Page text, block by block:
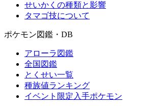
せいかくの種類と影響
タマゴ技について
ポケモン図鑑・DB
アローラ図鑑
全国図鑑
とくせい一覧
種族値ランキング
イベント限定入手ポケモン